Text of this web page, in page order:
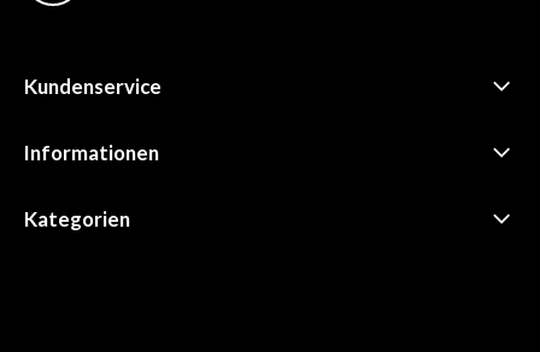
Kundenservice
Informationen
Kategorien